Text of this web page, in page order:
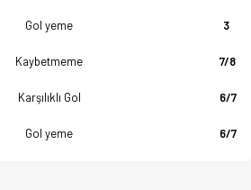
Gol yeme 3
Kaybetmeme 7/8
Karşılıklı Gol 6/7
Gol yeme 6/7